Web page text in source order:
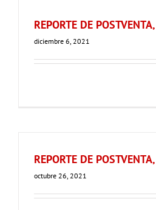
REPORTE DE
diciembre 6, 2021
REPORTE DE
octubre 26, 2021